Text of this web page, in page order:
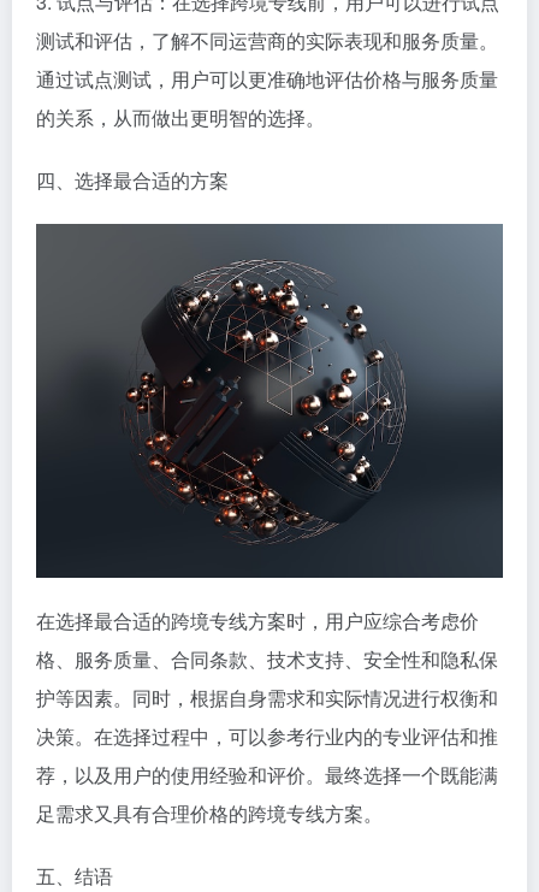
测试和评估，了解不同运营商的实际表现和服务质量。
通过试点测试，用户可以更准确地评估价格与服务质量
的关系，从而做出更明智的选择。
四、选择最合适的方案
在选择最合适的跨境专线方案时，用户应综合考虑价
格、服务质量、合同条款、技术支持、安全性和隐私保
护等因素。同时，根据自身需求和实际情况进行权衡和
决策。在选择过程中，可以参考行业内的专业评估和推
荐，以及用户的使用经验和评价。最终选择一个既能满
足需求又具有合理价格的跨境专线方案。
五、结语